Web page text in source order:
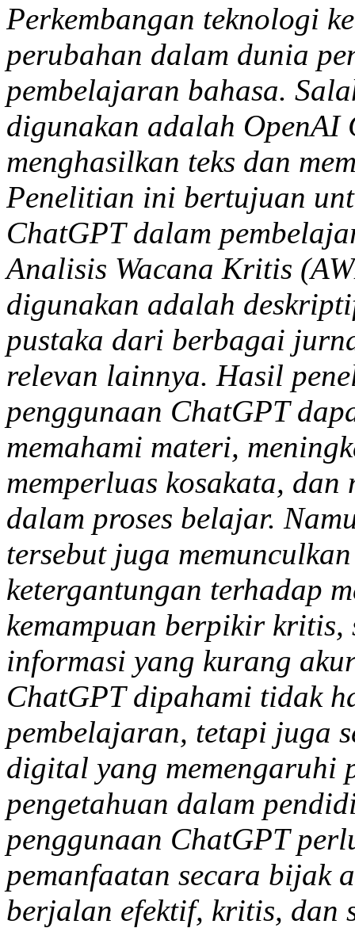
Perkembangan teknologi
perubahan dalam dunia
pembelajaran bahasa.
digunakan adalah OpenAI
menghasilkan teks dan
Penelitian ini bertujuan
ChatGPT dalam
Analisis Wacana Kritis
digunakan adalah
pustaka dari berbagai
relevan lainnya. Hasil
penggunaan ChatGPT
memahami materi,
memperluas kosakata, dan
dalam proses belajar.
tersebut juga
ketergantungan terhadap
kemampuan berpikir kritis,
informasi yang kurang
ChatGPT dipahami tidak
pembelajaran, tetapi juga
digital yang memengaruhi
pengetahuan dalam
penggunaan ChatGPT
pemanfaatan secara bijak
berjalan efektif, kritis, dan